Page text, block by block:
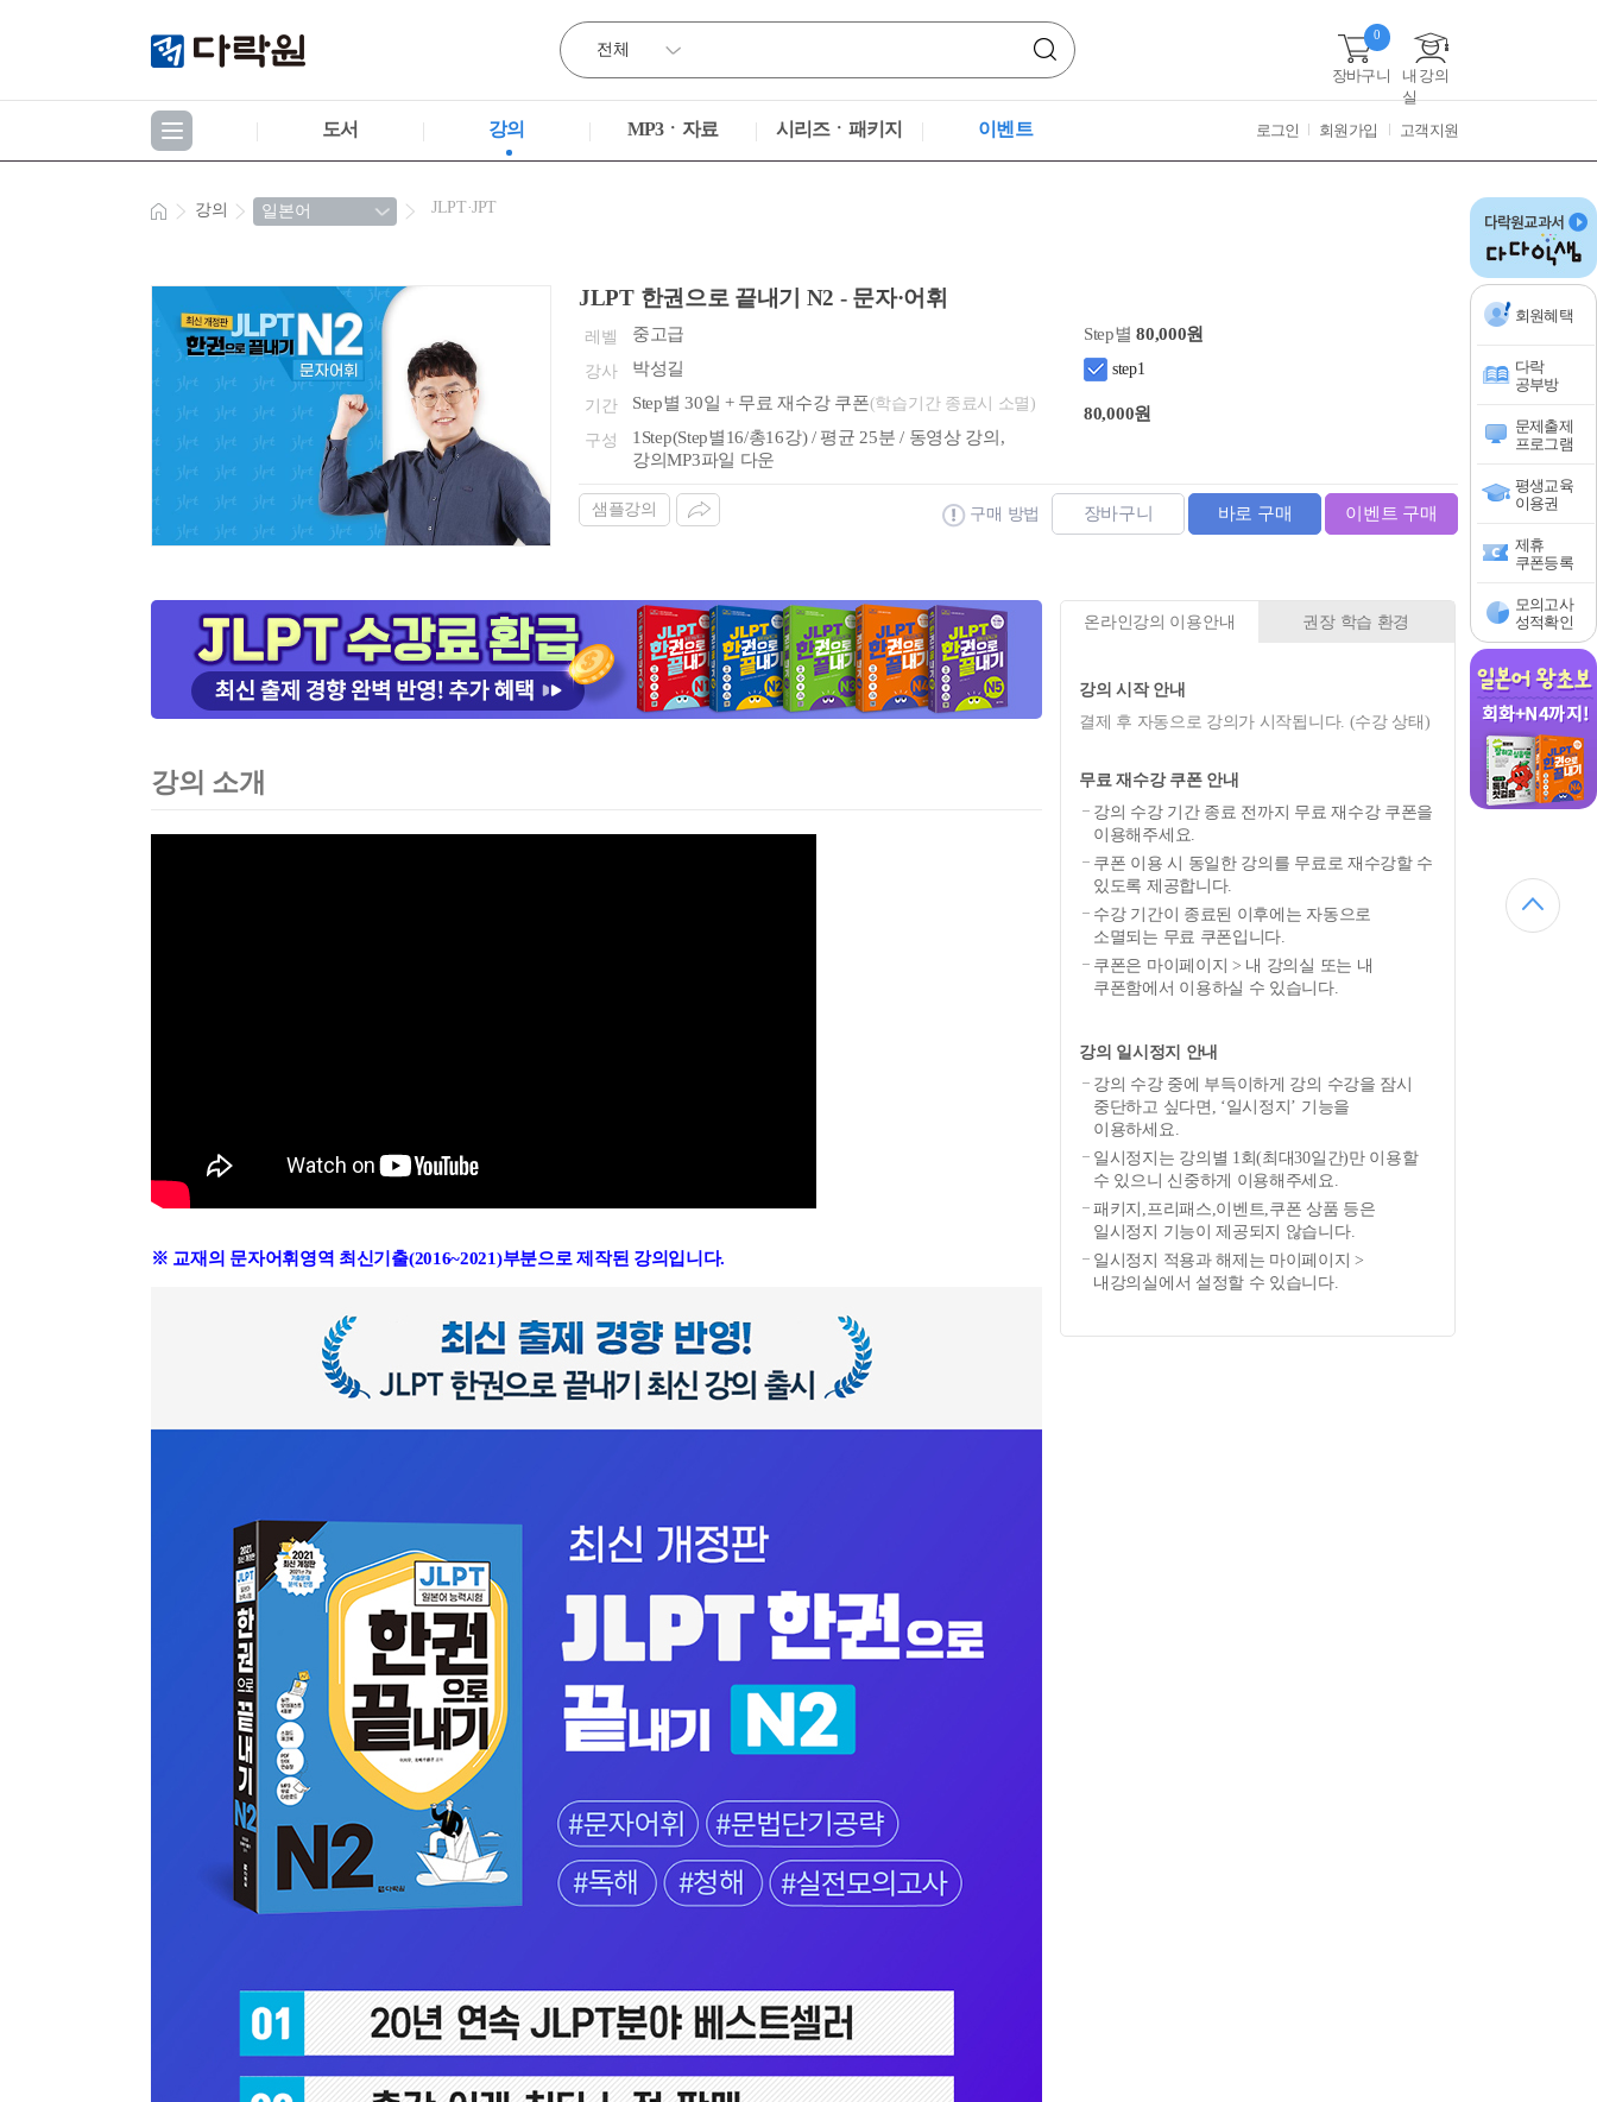
장바구니
0
내 강의
실
도서 강의 MP3ㆍ자료 시리즈ㆍ패키지 이벤트 로그인 회원가입 고객지원
회원혜택
다락
공부방
문제출제
프로그램
평생교육
이용권
제휴
쿠폰등록
모의고사
성적확인
강의 JLPT·JPT
JLPT 한권으로 끝내기 N2 - 문자·어휘
레벨 중고급
강사 박성길
기간 Step별 30일 + 무료 재수강 쿠폰(학습기간 종료시 소멸)
구성
1Step(Step별16/총16강) / 평균 25분 / 동영상 강의,
강의MP3파일 다운
Step별80,000원
step1
80,000원
샘플강의 구매 방법 장바구니 바로 구매 이벤트 구매
강의 소개
※ 교재의 문자어휘영역 최신기출(2016~2021)부분으로 제작된 강의입니다.
온라인강의 이용안내 권장 학습 환경
강의 시작 안내
결제 후 자동으로 강의가 시작됩니다. (수강 상태)
무료 재수강 쿠폰 안내
강의 수강 기간 종료 전까지 무료 재수강 쿠폰을
이용해주세요.
쿠폰 이용 시 동일한 강의를 무료로 재수강할 수
있도록 제공합니다.
수강 기간이 종료된 이후에는 자동으로
소멸되는 무료 쿠폰입니다.
쿠폰은 마이페이지 > 내 강의실 또는 내
쿠폰함에서 이용하실 수 있습니다.
강의 일시정지 안내
강의 수강 중에 부득이하게 강의 수강을 잠시
중단하고 싶다면, ‘일시정지’ 기능을
이용하세요.
일시정지는 강의별 1회(최대30일간)만 이용할
수 있으니 신중하게 이용해주세요.
패키지,프리패스,이벤트,쿠폰 상품 등은
일시정지 기능이 제공되지 않습니다.
일시정지 적용과 해제는 마이페이지 >
내강의실에서 설정할 수 있습니다.